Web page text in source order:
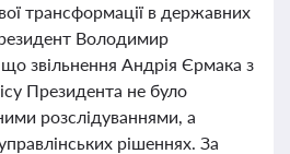
трансформації в державних
Володимир
звільнення Андрія Єрмака з
Президента не було
розслідуваннями, а
рішеннях. За